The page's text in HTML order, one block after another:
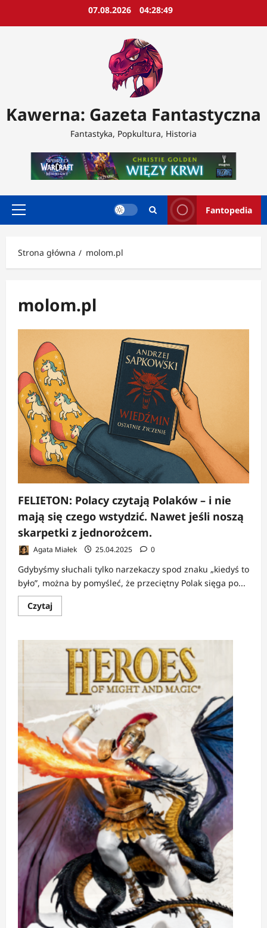
07.08.2026 04:28:50
Kawerna: Gazeta Fantastyczna
Fantastyka, Popkultura, Historia
Menu
Fantopedia
Strona główna molom.pl
molom.pl
FELIETON: Polacy czytają Polaków – i nie
mają się czego wstydzić. Nawet jeśli noszą
skarpetki z jednorożcem.
Agata Miałek 25.04.2025 0
Gdybyśmy słuchali tylko narzekaczy spod znaku „kiedyś to
było”, można by pomyśleć, że przeciętny Polak sięga po...
CzytajDowiedz
się
FELIETON:
Polacy
czytają
Polaków
mają
czego
wstydzić.
Nawet
jeśli
noszą
skarpetki
z
jednorożcem.